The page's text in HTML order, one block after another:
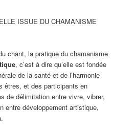
ISSUE DU CHAMANISME
chant, la pratique du chamanisme
, c’est à dire qu’elle est fondée
de la santé et de l’harmonie
êtres, et des participants en
de délimitation entre vivre, vibrer,
entre développement artistique,